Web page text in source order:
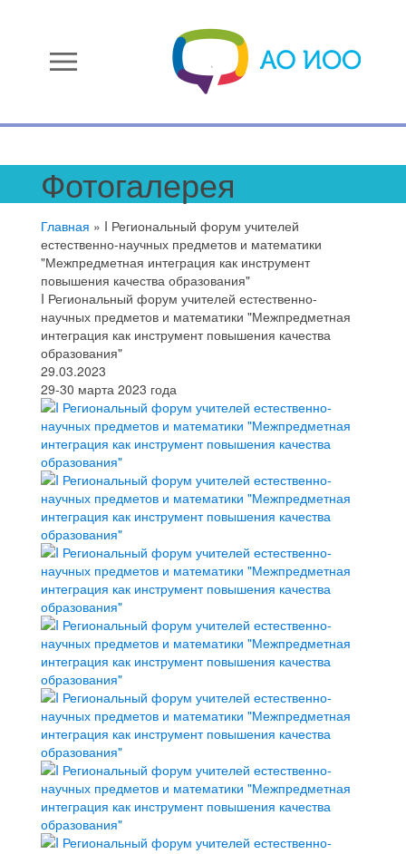
menu
Фотогалерея
Главная » I Региональный форум учителей
естественно-научных предметов и математики
"Межпредметная интеграция как инструмент
повышения качества образования"
I Региональный форум учителей естественно-
научных предметов и математики "Межпредметная
интеграция как инструмент повышения качества
образования"
29.03.2023
29-30 марта 2023 года